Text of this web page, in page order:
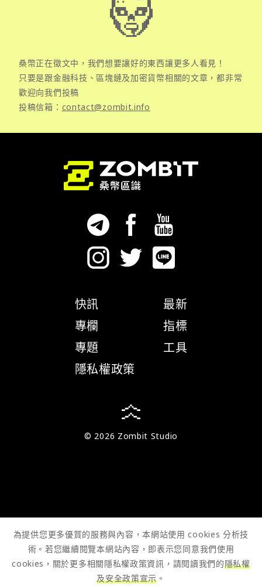
桑幣正在徵文中，我們想要讓好的東西讓更多人看見！
只要是跟金融科技、區塊鏈及加密貨幣相關的文章，都非常
歡迎向我們投稿
投稿信箱： contact@zombit.info
快訊
專欄
專題
隱私權政策
最新
指標
工具
© 2026 Zombit Studio
為提供您更多優質的服務與內容，本網站使用 cookies 分析技
術。若您繼續閱覽本網站內容，即表示您同意我們使用
cookies，關於更多相關隱私權政策資訊，請閱讀我們的隱私權
及安全政策宣示 。